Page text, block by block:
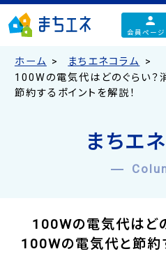
会員ページ
ホーム
まちエネコラム
100Wの電気代はどのぐらい
節約するポイントを解説！
まちエ
100Wの電気代はど
100Wの電気代と節約